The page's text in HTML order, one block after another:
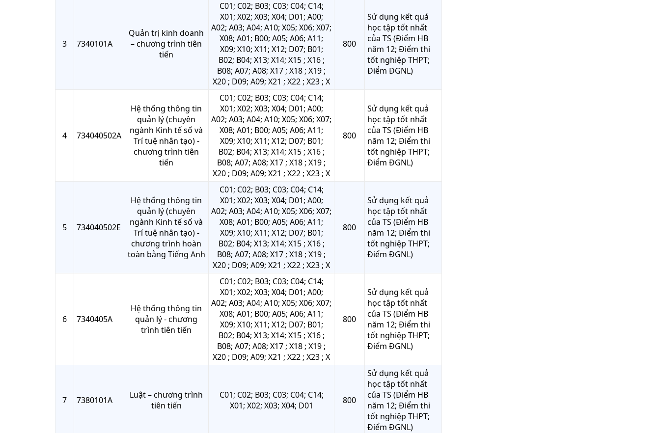
3 7340101A
Quản trị kinh doanh
– chương trình tiên
tiến
C01; C02; B03; C03; C04; C14;
X01; X02; X03; X04; D01; A00;
A02; A03; A04; A10; X05; X06; X07;
X08; A01; B00; A05; A06; A11;
X09; X10; X11; X12; D07; B01;
B02; B04; X13; X14; X15 ; X16 ;
B08; A07; A08; X17 ; X18 ; X19 ;
X20 ; D09; A09; X21 ; X22 ; X23 ; X
800
Sử dụng kết quả
học tập tốt nhất
của TS (Điểm HB
năm 12; Điểm thi
tốt nghiệp THPT;
Điểm ĐGNL)
4 734040502A
Hệ thống thông tin
quản lý (chuyên
ngành Kinh tế số và
Trí tuệ nhân tạo) -
chương trình tiên
tiến
C01; C02; B03; C03; C04; C14;
X01; X02; X03; X04; D01; A00;
A02; A03; A04; A10; X05; X06; X07;
X08; A01; B00; A05; A06; A11;
X09; X10; X11; X12; D07; B01;
B02; B04; X13; X14; X15 ; X16 ;
B08; A07; A08; X17 ; X18 ; X19 ;
X20 ; D09; A09; X21 ; X22 ; X23 ; X
800
Sử dụng kết quả
học tập tốt nhất
của TS (Điểm HB
năm 12; Điểm thi
tốt nghiệp THPT;
Điểm ĐGNL)
5 734040502E
Hệ thống thông tin
quản lý (chuyên
ngành Kinh tế số và
Trí tuệ nhân tạo) -
chương trình hoàn
toàn bằng Tiếng Anh
C01; C02; B03; C03; C04; C14;
X01; X02; X03; X04; D01; A00;
A02; A03; A04; A10; X05; X06; X07;
X08; A01; B00; A05; A06; A11;
X09; X10; X11; X12; D07; B01;
B02; B04; X13; X14; X15 ; X16 ;
B08; A07; A08; X17 ; X18 ; X19 ;
X20 ; D09; A09; X21 ; X22 ; X23 ; X
800
Sử dụng kết quả
học tập tốt nhất
của TS (Điểm HB
năm 12; Điểm thi
tốt nghiệp THPT;
Điểm ĐGNL)
6 7340405A
Hệ thống thông tin
quản lý - chương
trình tiên tiến
C01; C02; B03; C03; C04; C14;
X01; X02; X03; X04; D01; A00;
A02; A03; A04; A10; X05; X06; X07;
X08; A01; B00; A05; A06; A11;
X09; X10; X11; X12; D07; B01;
B02; B04; X13; X14; X15 ; X16 ;
B08; A07; A08; X17 ; X18 ; X19 ;
X20 ; D09; A09; X21 ; X22 ; X23 ; X
800
Sử dụng kết quả
học tập tốt nhất
của TS (Điểm HB
năm 12; Điểm thi
tốt nghiệp THPT;
Điểm ĐGNL)
7 7380101A
Luật – chương trình
tiên tiến
C01; C02; B03; C03; C04; C14;
X01; X02; X03; X04; D01
800
Sử dụng kết quả
học tập tốt nhất
của TS (Điểm HB
năm 12; Điểm thi
tốt nghiệp THPT;
Điểm ĐGNL)